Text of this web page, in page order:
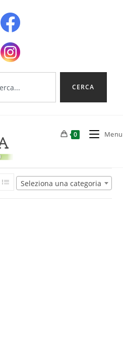
CERCA
0 Menu
Seleziona una categoria